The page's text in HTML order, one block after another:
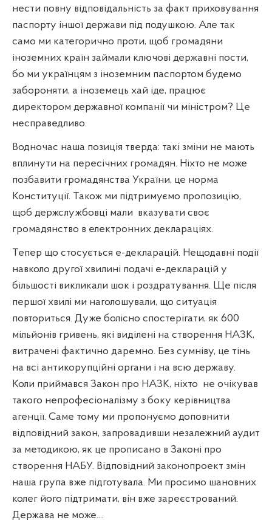
нести повну відповідальність за факт приховування
паспорту іншої держави під подушкою. Але так
само ми категорично проти, щоб громадяни
іноземних країн займали ключові державні пости,
бо ми українцям з іноземним паспортом будемо
забороняти, а іноземець хай іде, працює
директором державної компанії чи міністром? Це
несправедливо.
Водночас наша позиція тверда: такі зміни не мають
вплинути на пересічних громадян. Ніхто не може
позбавити громадянства України, це норма
Конституції. Також ми підтримуємо пропозицію,
щоб держслужбовці мали вказувати своє
громадянство в електронних деклараціях.
Тепер що стосується е-декларацій. Нещодавні події
навколо другої хвилині подачі е-декларацій у
більшості викликали шок і роздратування. Ще після
першої хвилі ми наголошували, що ситуація
повториться. Дуже болісно спостерігати, як 600
мільйонів гривень, які виділені на створення НАЗК,
витрачені фактично даремно. Без сумніву, це тінь
на всі антикорупційні органи і на всю державу.
Коли приймався Закон про НАЗК, ніхто не очікував
такого непрофесіоналізму з боку керівництва
агенції. Саме тому ми пропонуємо доповнити
відповідний закон, запровадивши незалежний аудит
за методикою, як це прописано в Законі про
створення НАБУ. Відповідний законопроект змін
наша група вже підготувала. Ми просимо шановних
колег його підтримати, він вже зареєстрований.
Держава не може....